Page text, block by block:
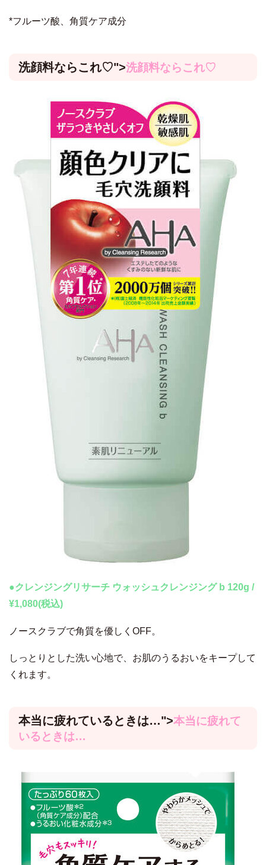
*フルーツ酸、角質ケア成分
洗顔料ならこれ♡">洗顔料ならこれ♡
●クレンジングリサーチ ウォッシュクレンジング b 120g /
¥1,080(税込)
ノースクラブで角質を優しくOFF。
しっとりとした洗い心地で、お肌のうるおいをキープして
くれます。
本当に疲れているときは…">本当に疲れて
いるときは…